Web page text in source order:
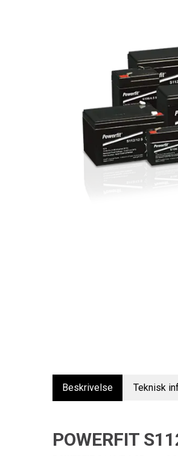
Beskrivelse Teknisk
POWERFIT